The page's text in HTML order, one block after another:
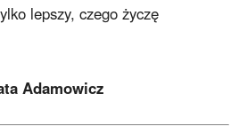
lepszy, czego życzę
Adamowicz